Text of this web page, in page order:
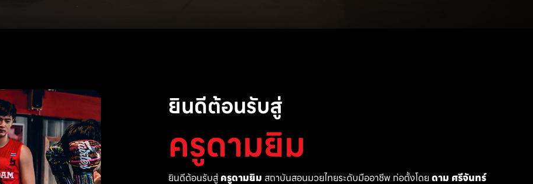
ยินดีต้อนรับสู่
ครูดามยิม
ยินดีต้อนรับสู่ ครูดามยิม สถาบันสอนมวยไทยระดับมืออาชีพ ก่อตั้งโดย ดาม ศรีจันทร์